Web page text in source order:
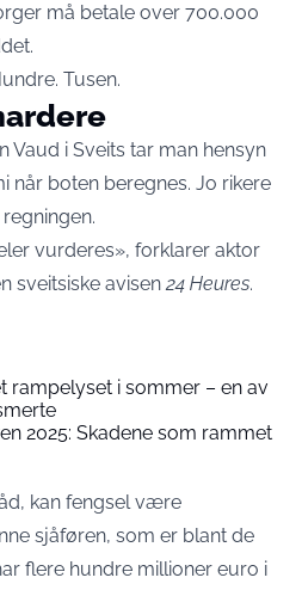
må betale over 700.000
Tusen.
Vaud i Sveits tar man hensyn
når boten beregnes. Jo rikere
vurderes», forklarer aktor
sveitsiske avisen24 Heures.
rampelyset i sommer – en av
2025: Skadene som rammet
kan fengsel være
sjåføren, som er blant de
flere hundre millioner euro i